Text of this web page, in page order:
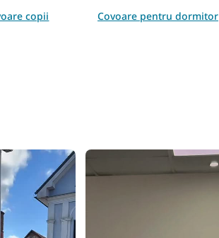
copii Covoare pentru dormitor